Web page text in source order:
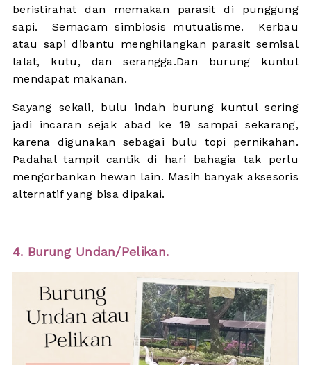
beristirahat dan memakan parasit di punggung
sapi. Semacam simbiosis mutualisme. Kerbau
atau sapi dibantu menghilangkan parasit semisal
lalat, kutu, dan serangga.Dan burung kuntul
mendapat makanan.
Sayang sekali, bulu indah burung kuntul sering
jadi incaran sejak abad ke 19 sampai sekarang,
karena digunakan sebagai bulu topi pernikahan.
Padahal tampil cantik di hari bahagia tak perlu
mengorbankan hewan lain. Masih banyak aksesoris
alternatif yang bisa dipakai.
4. Burung Undan/Pelikan.